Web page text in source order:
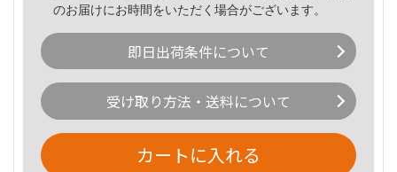
のお届けにお時間をいただく場合がございます。
即日出荷条件について
受け取り方法・送料について
カートに入れる